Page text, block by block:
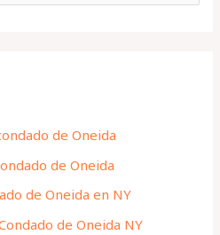
de Oneida
de Oneida
de Oneida en NY
de Oneida NY